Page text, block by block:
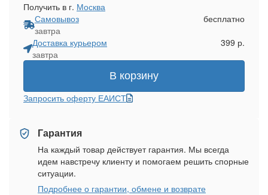
Получить в г. Москва
Самовывоз
завтра
бесплатно
Доставка курьером
завтра
399 р.
В корзину
Запросить оферту ЕАИСТ
Гарантия
На каждый товар действует гарантия. Мы всегда
идем навстречу клиенту и помогаем решить спорные
ситуации.
Подробнее о гарантии, обмене и возврате